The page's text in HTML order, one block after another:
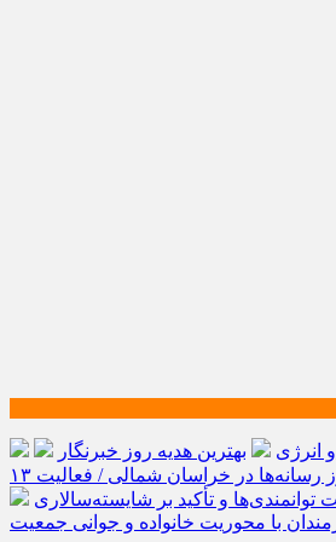
انرژی
بهترین هدیه روز خبرنگار
رشد ۲۱ درصدی صدور مجوز رسانه‌ها در خراسان شمالی / فعالیت ۱۳
و تأکید بر شایسته‌سالاری
با محوریت خانواده و جوانی جمعیت